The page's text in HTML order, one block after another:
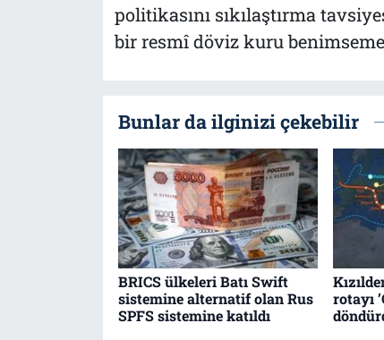
politikasını sıkılaştırma
bir resmî döviz kuru
Bunlar da ilginizi çekebilir
BRICS ülkeleri Batı Swift
sistemine alternatif olan Rus
SPFS sistemine katıldı
rotayı